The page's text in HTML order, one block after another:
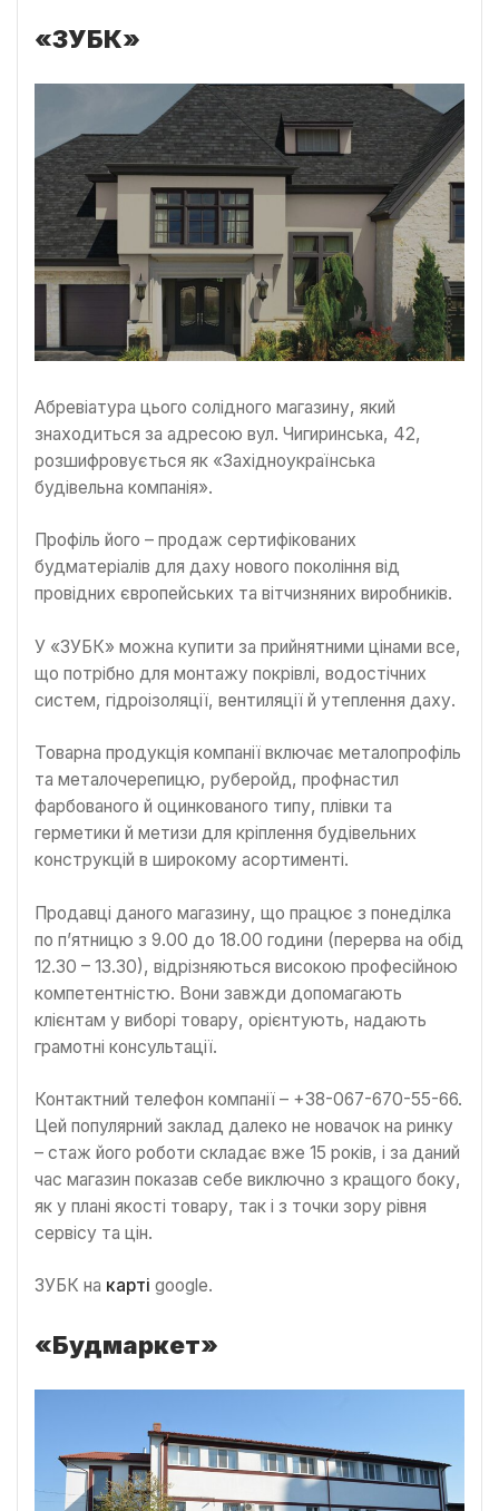
«ЗУБК»
Абревіатура цього солідного магазину, який
знаходиться за адресою вул. Чигиринська, 42,
розшифровується як «Західноукраїнська
будівельна компанія».
Профіль його – продаж сертифікованих
будматеріалів для даху нового покоління від
провідних європейських та вітчизняних виробників.
У «ЗУБК» можна купити за прийнятними цінами все,
що потрібно для монтажу покрівлі, водостічних
систем, гідроізоляції, вентиляції й утеплення даху.
Товарна продукція компанії включає металопрофіль
та металочерепицю, руберойд, профнастил
фарбованого й оцинкованого типу, плівки та
герметики й метизи для кріплення будівельних
конструкцій в широкому асортименті.
Продавці даного магазину, що працює з понеділка
по п’ятницю з 9.00 до 18.00 години (перерва на обід
12.30 – 13.30), відрізняються високою професійною
компетентністю. Вони завжди допомагають
клієнтам у виборі товару, орієнтують, надають
грамотні консультації.
Контактний телефон компанії – +38-067-670-55-66.
Цей популярний заклад далеко не новачок на ринку
– стаж його роботи складає вже 15 років, і за даний
час магазин показав себе виключно з кращого боку,
як у плані якості товару, так і з точки зору рівня
сервісу та цін.
ЗУБК на карті google.
«Будмаркет»